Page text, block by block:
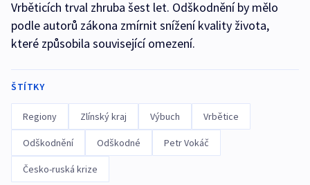
Vrběticích trval zhruba šest let. Odškodnění by mělo
podle autorů zákona zmírnit snížení kvality života,
které způsobila související omezení.
ŠTÍTKY
Regiony Zlínský kraj Výbuch Vrbětice
Odškodnění Odškodné Petr Vokáč
Česko-ruská krize